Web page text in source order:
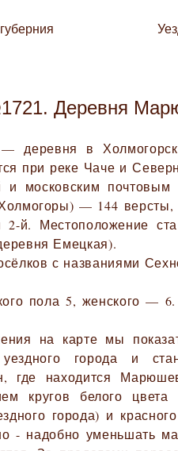
Деревня
деревня в
при реке Чаче и
московским почтовым
— 144
й. Местоположение
Емецкая).
с названиями
пола 5, женского —
на карте мы
города и
где находится
кругов белого
города) и
- надобно уменьшать